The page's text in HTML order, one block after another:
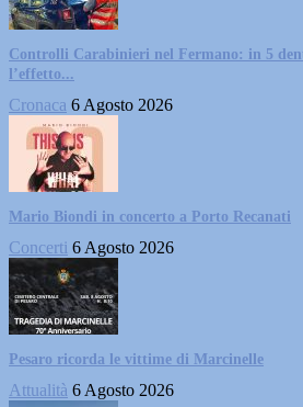
Controlli Carabinieri nel Fermano: in 5
l’effetto...
Cronaca 6 Agosto 2026
Mario Biondi in concerto a Porto Recanati
Concerti 6 Agosto 2026
Pesaro ricorda le vittime di Marcinelle
Attualità 6 Agosto 2026